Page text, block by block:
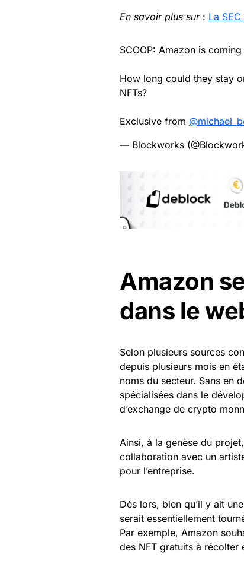
En savoir plus sur: La
SCOOP: Amazon is
How long could they stay
NFTs?
Exclusive from
— Blockworks
Amazon
dans le
Selon plusieurs sources
depuis plusieurs mois en
noms du secteur. Sans en
spécialisées dans le
d’exchange de crypto
Ainsi, à la genèse du projet,
collaboration avec un
pour l’entreprise.
Dès lors, bien qu’il y ait
serait essentiellement
Par exemple, Amazon
des NFT gratuits à récolter